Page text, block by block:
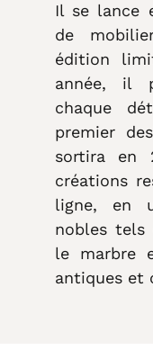
Il se lance
de
édition
année, il
chaque
premier
sortira en
créations
ligne, en
nobles tels
le marbre
antiques et